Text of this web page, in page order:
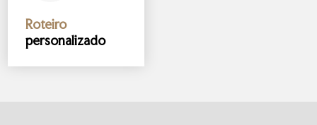
Roteiro
personalizado